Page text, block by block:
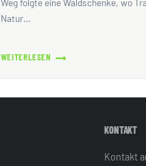
Weg folgte eine Waldschenke, wo
Natur…
WEITERLESEN
SCHULJAHRESABSCHLUSS
KONTAKT
Kontakt